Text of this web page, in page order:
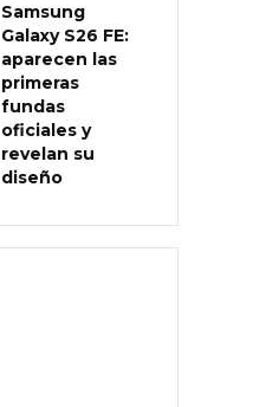
Samsung
Galaxy S26 FE:
aparecen las
primeras
fundas
oficiales y
revelan su
diseño